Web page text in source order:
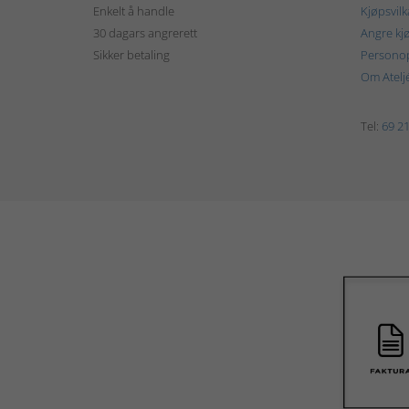
Enkelt å handle
30 dagars angrerett
Sikker betaling
Angre
Om
Tel: 69